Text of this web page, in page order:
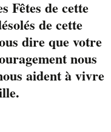
Fêtes de cette
de cette
dire que votre
nous
aident à vivre